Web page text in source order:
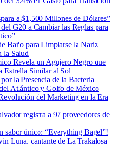
a $1,500 Millones de Dólares”
G20 a Cambiar las Reglas para
Baño para Limpiarse la Nariz
la Salud
Revela un Agujero Negro que
Estrella Similar al Sol
la Presencia de la Bacteria
Atlántico y Golfo de México
del Marketing en la Era
registra a 97 proveedores de
sabor único: “Everything Bagel”!
Luna, cantante de La Trakalosa